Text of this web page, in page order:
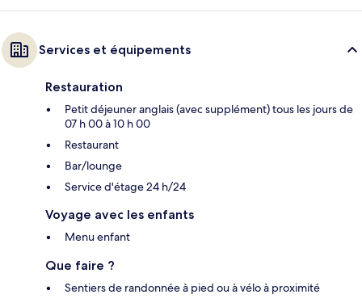
Services et équipements
Restauration
Petit déjeuner anglais (avec supplément) tous les jours de
07 h 00 à 10 h 00
Restaurant
Bar/lounge
Service d'étage 24 h/24
Voyage avec les enfants
Menu enfant
Que faire ?
Sentiers de randonnée à pied ou à vélo à proximité